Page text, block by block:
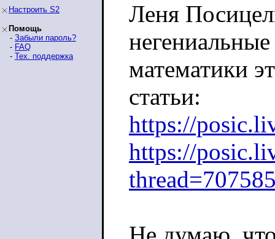
Настроить S2
Помощь
- Забыли пароль?
- FAQ
- Тех. поддержка
Леня
негениальные
математики
статьи:
https://
https://